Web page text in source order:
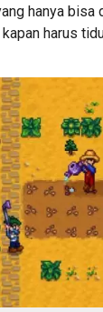
hanya bisa
harus